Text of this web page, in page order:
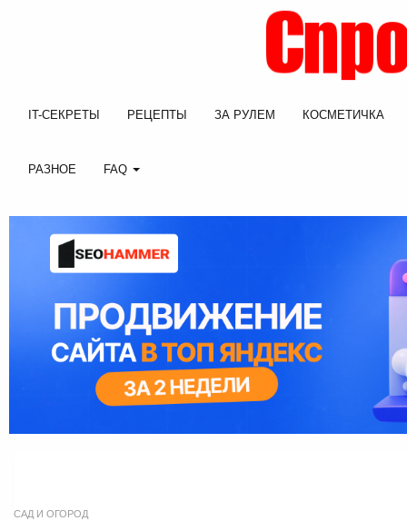
IT-СЕКРЕТЫ РЕЦЕПТЫ ЗА РУЛЕМ КОСМЕТИЧКА
РАЗНОЕ FAQ
САД И ОГОРОД